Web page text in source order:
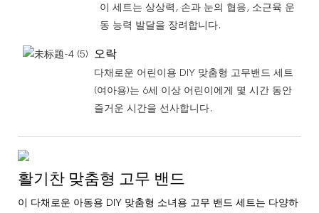
이 세트는 상상력, 손과 눈의 협응, 소근육 운
동 능력 발달을 장려합니다.
오락
다채로운 어린이용 DIY 맞춤형 고무밴드 세트
(여아용)는 6세 이상 어린이에게 몇 시간 동안
즐거운 시간을 선사합니다.
활기찬 맞춤형 고무 밴드
이 다채로운 아동용 DIY 맞춤형 소녀용 고무 밴드 세트는 다양하